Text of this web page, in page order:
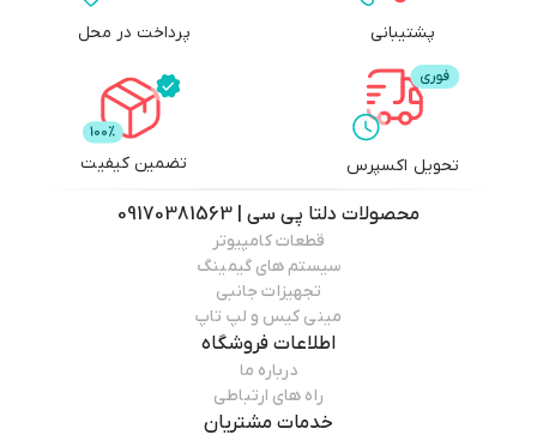
پشتیبانی پرداخت در محل
تحویل اکسپرس تضمین کیفیت
محصولات دلتا پی سی | 09170381563
قطعات کامپیوتر
سیستم های گیمینگ
تجهیزات جانبی
مینی کیس و لپ تاپ
اطلاعات فروشگاه
درباره ما
راه های ارتباطی
خدمات مشتریان